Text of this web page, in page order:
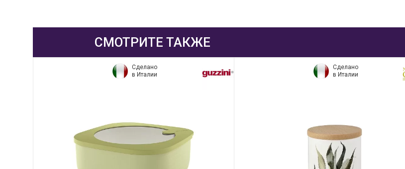
СМОТРИТЕ ТАКЖЕ
Сделано
в Италии
Сделано
в Италии